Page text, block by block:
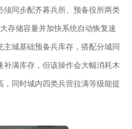
同步配齐募兵所、预备役所两类
存储容量并加快系统自动恢复速
城基础预备兵库存，搭配分城同
满库存，但该操作会大幅消耗木
同时城内四类兵营拉满等级能提